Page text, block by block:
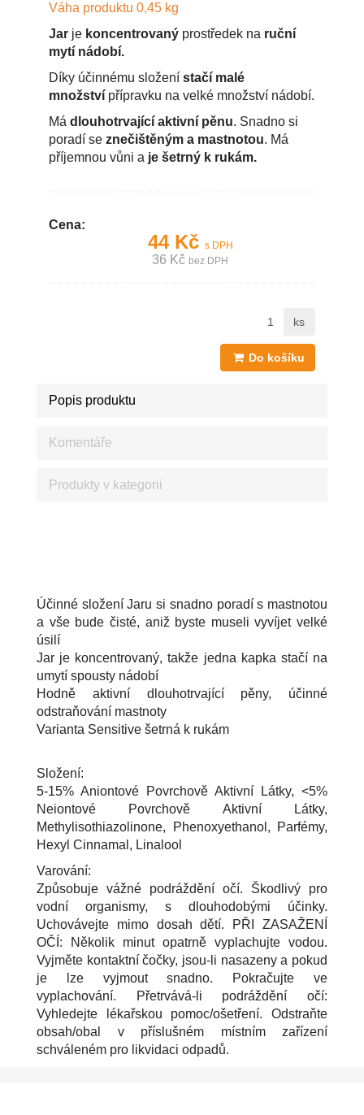
Váha produktu 0,45 kg
Jar je koncentrovaný prostředek na ruční
mytí nádobí.
Díky účinnému složení stačí malé
množství přípravku na velké množství nádobí.
Má dlouhotrvající aktivní pěnu. Snadno si
poradí se znečištěným a mastnotou. Má
příjemnou vůni a je šetrný k rukám.
Cena:
44 Kč s DPH
36 Kč bez DPH
ks
Do košíku
Popis produktu
Komentáře
Produkty v kategorii
Účinné složení Jaru si snadno poradí s mastnotou
a vše bude čisté, aniž byste museli vyvíjet velké
úsilí
Jar je koncentrovaný, takže jedna kapka stačí na
umytí spousty nádobí
Hodně aktivní dlouhotrvající pěny, účinné
odstraňování mastnoty
Varianta Sensitive šetrná k rukám
Složení:
5-15% Aniontové Povrchově Aktivní Látky, <5%
Neiontové Povrchově Aktivní Látky,
Methylisothiazolinone, Phenoxyethanol, Parfémy,
Hexyl Cinnamal, Linalool
Varování:
Způsobuje vážné podráždění očí. Škodlivý pro
vodní organismy, s dlouhodobými účinky.
Uchovávejte mimo dosah dětí. PŘI ZASAŽENÍ
OČÍ: Několik minut opatrně vyplachujte vodou.
Vyjměte kontaktní čočky, jsou-li nasazeny a pokud
je lze vyjmout snadno. Pokračujte ve
vyplachování. Přetrvává-li podráždění očí:
Vyhledejte lékařskou pomoc/ošetření. Odstraňte
obsah/obal v příslušném místním zařízení
schváleném pro likvidaci odpadů.